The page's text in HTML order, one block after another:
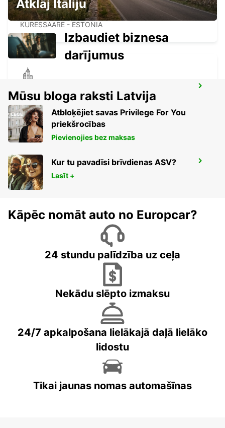
KURESSAARE CITY STATION
KURESSAARE - ESTONIA
HELSINKI CITY
HELSINKI - FINLAND
HELSINKI HERTTONIEMI
HELSINKI - FINLAND
Atklāj Itāliju
Izbaudiet biznesa
darījumus
Mūsu bloga raksti Latvija
Atbloķējiet savas Privilege For You
priekšrocības
Pievienojies bez maksas
Kur tu pavadīsi brīvdienas ASV?
Lasīt +
Kāpēc nomāt auto no Europcar?
24 stundu palīdzība uz ceļa
Nekādu slēpto izmaksu
24/7 apkalpošana lielākajā daļā lielāko
lidostu
Tikai jaunas nomas automašīnas